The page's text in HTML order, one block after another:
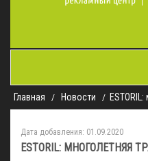
Главная
Новости
Дата добавления: 01.09.2020
ESTORIL: МНОГОЛЕТНЯЯ